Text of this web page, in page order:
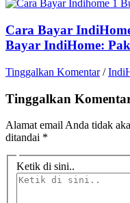
Cara Bayar
Bayar IndiHome:
Tinggalkan Komentar /
Tinggalkan
Alamat email Anda tidak
ditandai *
Ketik di sini..